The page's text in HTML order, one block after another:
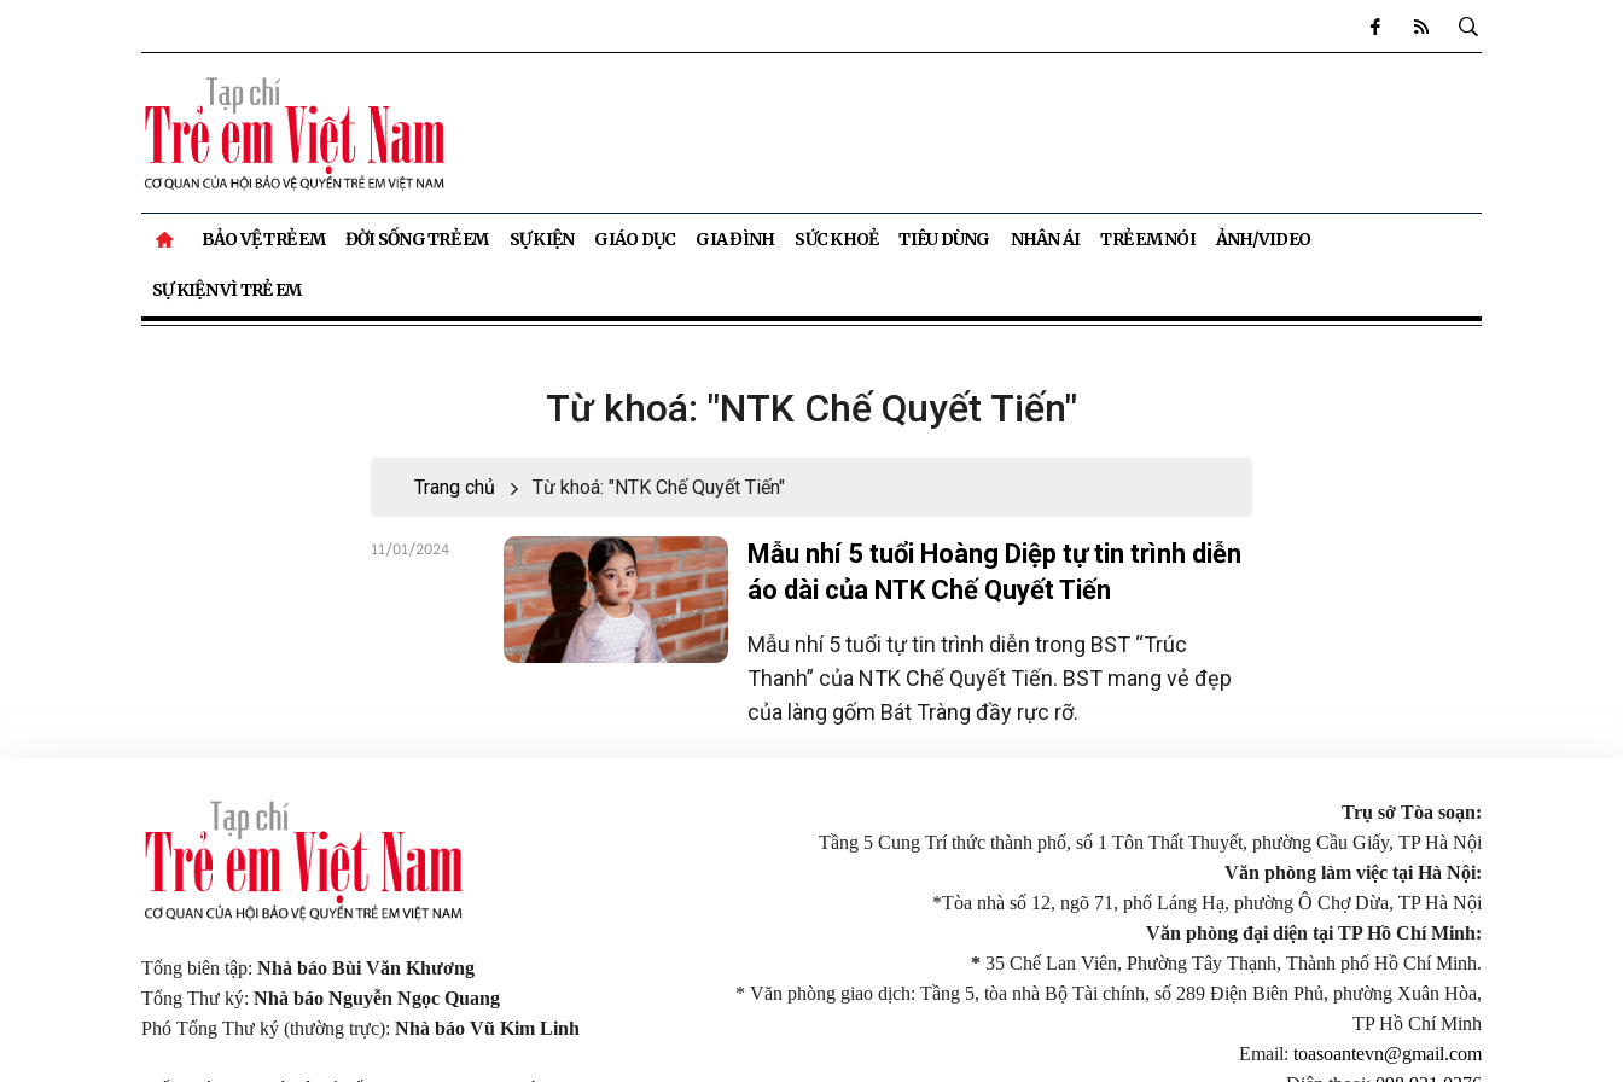
BẢO VỆ TRẺ EM ĐỜI SỐNG TRẺ EM SỰ KIỆN GIÁO DỤC GIA ĐÌNH SỨC KHOẺ TIÊU DÙNG NHÂN ÁI TRẺ EM NÓI ẢNH/VIDEO
SỰ KIỆN VÌ TRẺ EM
Từ khoá: "NTK Chế Quyết Tiến"
Trang chủ Từ khoá: "NTK Chế Quyết Tiến"
Mẫu nhí 5 tuổi Hoàng Diệp tự tin trình diễn
áo dài của NTK Chế Quyết Tiến
Mẫu nhí 5 tuổi tự tin trình diễn trong BST “Trúc
Thanh” của NTK Chế Quyết Tiến. BST mang vẻ đẹp
của làng gốm Bát Tràng đầy rực rỡ.
11/01/2024
Tổng biên tập: Nhà báo Bùi Văn Khương
Tổng Thư ký: Nhà báo Nguyễn Ngọc Quang
Phó Tổng Thư ký (thường trực): Nhà báo Vũ Kim Linh
Trụ sở Tòa soạn:
Tầng 5 Cung Trí thức thành phố, số 1 Tôn Thất Thuyết, phường Cầu Giấy, TP Hà Nội
Văn phòng làm việc tại Hà Nội:
*Tòa nhà số 12, ngõ 71, phố Láng Hạ, phường Ô Chợ Dừa, TP Hà Nội
Văn phòng đại diện tại TP Hồ Chí Minh:
* 35 Chế Lan Viên, Phường Tây Thạnh, Thành phố Hồ Chí Minh.
* Văn phòng giao dịch: Tầng 5, tòa nhà Bộ Tài chính, số 289 Điện Biên Phủ, phường Xuân Hòa,
TP Hồ Chí Minh
Email: toasoantevn@gmail.com